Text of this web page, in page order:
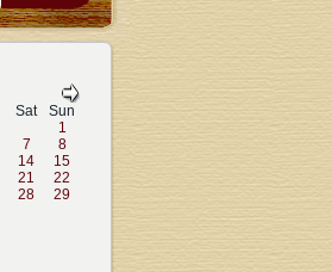
Sat
Sun
1
7
8
14
15
21
22
28
29